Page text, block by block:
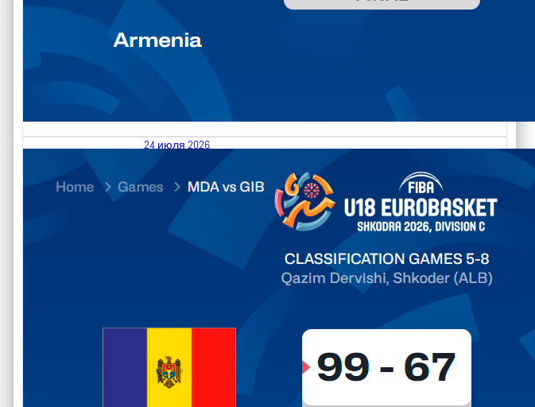
24 июля 2026
25.07.2026 Moldova vs Gibraltar FIBA U18 EuroBasket 2026,
Division C
КалендарьТаблица Выберите Обзор Статистика Матч сыгран 0
Читать далее